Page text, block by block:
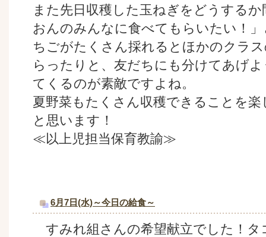
また先日収穫した玉ねぎをどうする
おんのみんなに食べてもらいたい！
ちごがたくさん採れるとほかのクラ
らったりと、友だちにも分けてあげ
てくるのが素敵ですよね。
夏野菜もたくさん収穫できることを
と思います！
≪以上児担当保育教諭≫
6月7日(水)～今日の給食～
すみれ組さんの希望献立でした！タ